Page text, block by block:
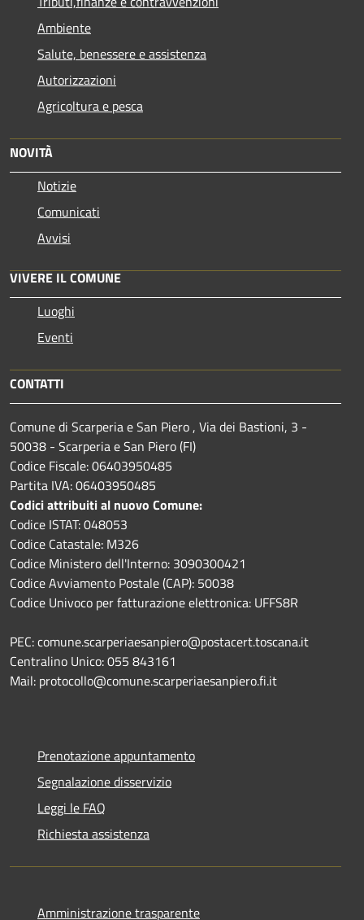
Ambiente
Salute, benessere e assistenza
Autorizzazioni
Agricoltura e pesca
NOVITÀ
Notizie
Comunicati
Avvisi
VIVERE IL COMUNE
Luoghi
Eventi
CONTATTI
Comune di Scarperia e San Piero , Via dei Bastioni, 3 -
50038 - Scarperia e San Piero (FI)
Codice Fiscale: 06403950485
Partita IVA: 06403950485
Codici attribuiti al nuovo Comune:
Codice ISTAT: 048053
Codice Catastale: M326
Codice Ministero dell'Interno: 3090300421
Codice Avviamento Postale (CAP): 50038
Codice Univoco per fatturazione elettronica: UFFS8R
PEC: comune.scarperiaesanpiero@postacert.toscana.it
Centralino Unico: 055 843161
Mail: protocollo@comune.scarperiaesanpiero.fi.it
Prenotazione appuntamento
Segnalazione disservizio
Leggi le FAQ
Richiesta assistenza
Amministrazione trasparente